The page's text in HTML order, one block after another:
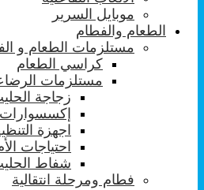
موبايل السرير
الطعام والفطام
مستلزمات الطعام و
كراسي الطعام
مستلزمات
زجاجة
اجهزة
احتياجات
شفاط
فطام ومرحلة انتقالية